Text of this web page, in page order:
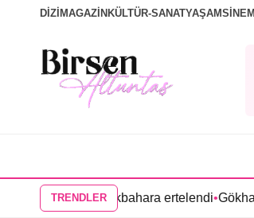
DİZİ MAGAZİN KÜLTÜR-SANATYAŞAM
TRENDLER
Aras dizisi ilkbahara ertelendi•Gökhan